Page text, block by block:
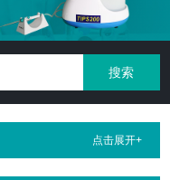
点击展开+